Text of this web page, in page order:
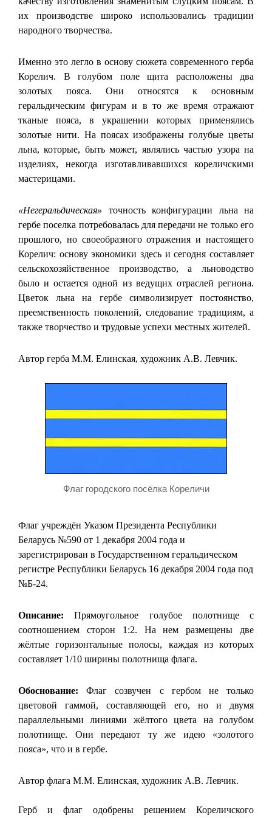
их производстве широко использовались традиции
народного творчества.
Именно это легло в основу сюжета современного герба
Корелич. В голубом поле щита расположены два
золотых пояса. Они относятся к основным
геральдическим фигурам и в то же время отражают
тканые пояса, в украшении которых применялись
золотые нити. На поясах изображены голубые цветы
льна, которые, быть может, являлись частью узора на
изделиях, некогда изготавливавшихся кореличскими
мастерицами.
«Негеральдическая» точность конфигурации льна на
гербе поселка потребовалась для передачи не только его
прошлого, но своеобразного отражения и настоящего
Корелич: основу экономики здесь и сегодня составляет
сельскохозяйственное производство, а льноводство
было и остается одной из ведущих отраслей региона.
Цветок льна на гербе символизирует постоянство,
преемственность поколений, следование традициям, а
также творчество и трудовые успехи местных жителей.
Автор герба М.М. Елинская, художник А.В. Левчик.
Флаг городского посёлка Кореличи
Флаг учреждён Указом Президента Республики
Беларусь №590 от 1 декабря 2004 года и
зарегистрирован в Государственном геральдическом
регистре Республики Беларусь 16 декабря 2004 года под
№Б-24.
Описание: Прямоугольное голубое полотнище с
соотношением сторон 1:2. На нем размещены две
жёлтые горизонтальные полосы, каждая из которых
составляет 1/10 ширины полотнища флага.
Обоснование: Флаг созвучен с гербом не только
цветовой гаммой, составляющей его, но и двумя
параллельными линиями жёлтого цвета на голубом
полотнище. Они передают ту же идею «золотого
пояса», что и в гербе.
Автор флага М.М. Елинская, художник А.В. Левчик.
Герб и флаг одобрены решением Кореличского